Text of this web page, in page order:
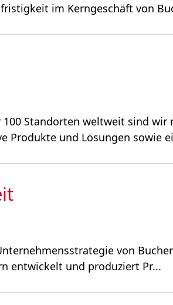
im Kerngeschäft von
Standorten weltweit sind
Produkte und Lösungen sowie
von
entwickelt und produziert Pr...